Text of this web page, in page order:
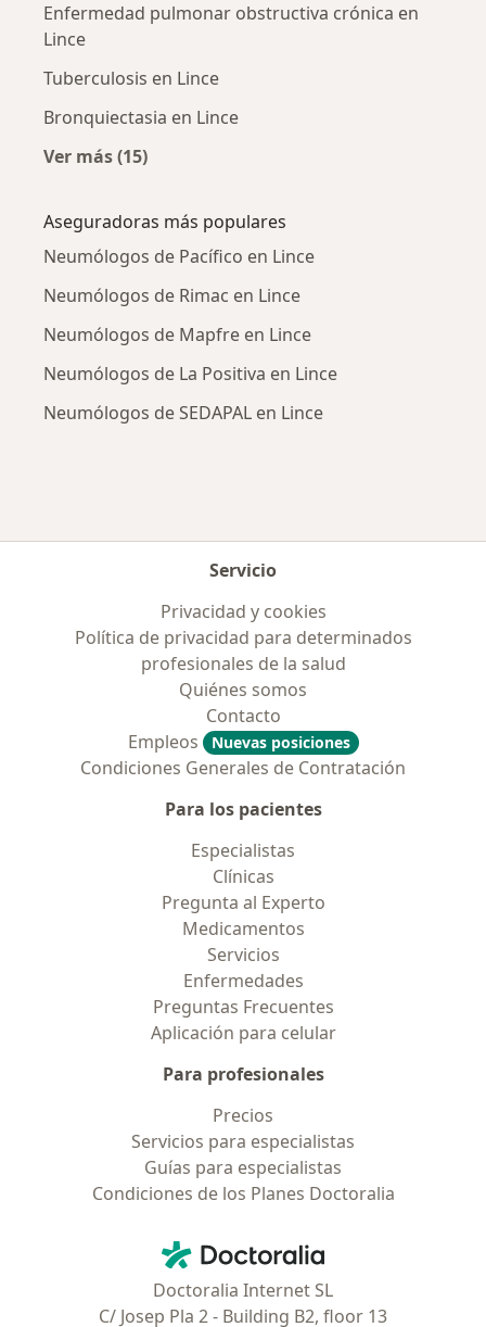
Enfermedad pulmonar obstructiva crónica en
Lince
Tuberculosis en Lince
Bronquiectasia en Lince
Ver más (15)
Aseguradoras más populares
Neumólogos de Pacífico en Lince
Neumólogos de Rimac en Lince
Neumólogos de Mapfre en Lince
Neumólogos de La Positiva en Lince
Neumólogos de SEDAPAL en Lince
Servicio
Privacidad y cookies
Política de privacidad para determinados
profesionales de la salud
Quiénes somos
Contacto
Empleos
Nuevas posiciones
Condiciones Generales de Contratación
Para los pacientes
Especialistas
Clínicas
Pregunta al Experto
Medicamentos
Servicios
Enfermedades
Preguntas Frecuentes
Aplicación para celular
Para profesionales
Precios
Servicios para especialistas
Guías para especialistas
Condiciones de los Planes Doctoralia
Doctoralia - Página de inicio
Doctoralia Internet SL
C/ Josep Pla 2 - Building B2, floor 13